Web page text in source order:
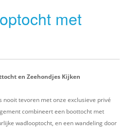
met
en Zeehondjes Kijken
nooit tevoren met onze exclusieve privé
combineert een boottocht met
wadlooptocht, en een wandeling door